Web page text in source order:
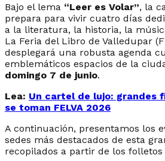
Bajo el lema “Leer es Volar”, la
prepara para vivir cuatro días
a la literatura, la historia, la
La Feria del Libro de Valledupar
desplegará una robusta agenda
emblemáticos espacios de la
domingo 7 de junio.
Lea: Un cartel de lujo: grandes
se toman FELVA 2026
A continuación, presentamos los
sedes más destacados de esta
recopilados a partir de los folletos